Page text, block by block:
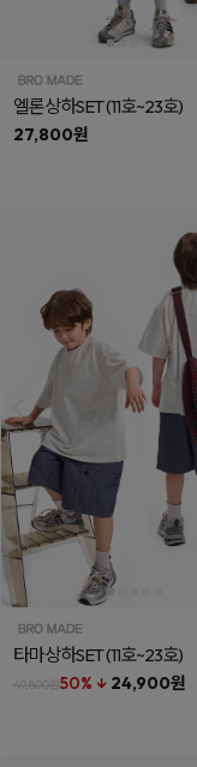
엘론상하SET(11호~23호)
27,800원
타마상하SET(11호~23호)
49,800원50% ↓ 24,900원